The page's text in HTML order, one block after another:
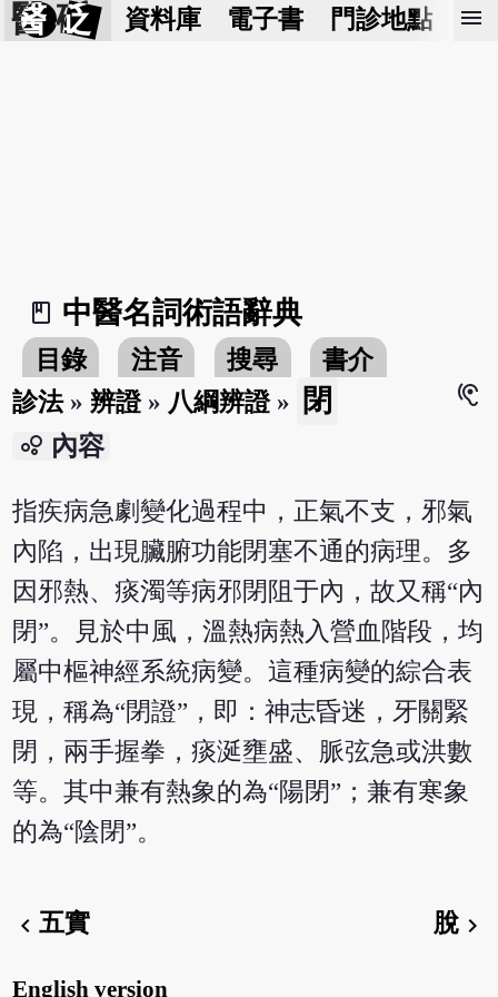
醫 砭 資料庫 電子書 門診地點 預
menu
book_2
中醫名詞術語辭典
目錄 注音 搜尋
書介
診法» 辨證» 八綱辨證» 閉
hearing
bubble_chart 內容
指疾病急劇變化過程中，正氣不支，邪氣
內陷，出現臟腑功能閉塞不通的病理。多
因邪熱、痰濁等病邪閉阻于內，故又稱“內
閉”。見於中風，溫熱病熱入營血階段，均
屬中樞神經系統病變。這種病變的綜合表
現，稱為“閉證”，即：神志昏迷，牙關緊
閉，兩手握拳，痰涎壅盛、脈弦急或洪數
等。其中兼有熱象的為“陽閉”；兼有寒象
的為“陰閉”。
chevron_left五實 脫chevron_right
English version